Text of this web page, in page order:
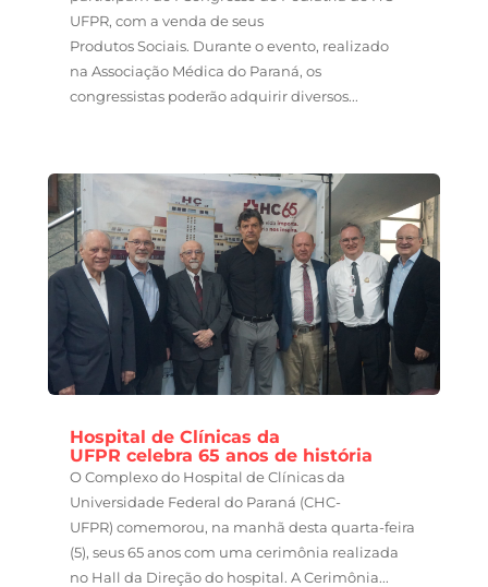
UFPR, com a venda de seus
Produtos Sociais. Durante o evento, realizado
na Associação Médica do Paraná, os
congressistas poderão adquirir diversos...
Hospital de Clínicas da
UFPR celebra 65 anos de história
O Complexo do Hospital de Clínicas da
Universidade Federal do Paraná (CHC-
UFPR) comemorou, na manhã desta quarta-feira
(5), seus 65 anos com uma cerimônia realizada
no Hall da Direção do hospital. A Cerimônia...